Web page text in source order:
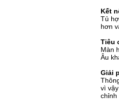
Kết
Tủ
hơn
Tiêu
Màn
Âu
Giải
vì
chỉnh